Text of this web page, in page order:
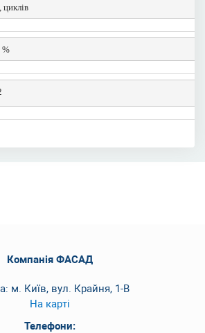
циклів
%
Компанія ФАСАД
м. Київ, вул. Крайня, 1-В
На карті
Телефони: